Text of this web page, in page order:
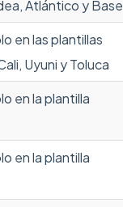
Atlántico y Base
en las plantillas
Uyuni y Toluca
en la plantilla
en la plantilla